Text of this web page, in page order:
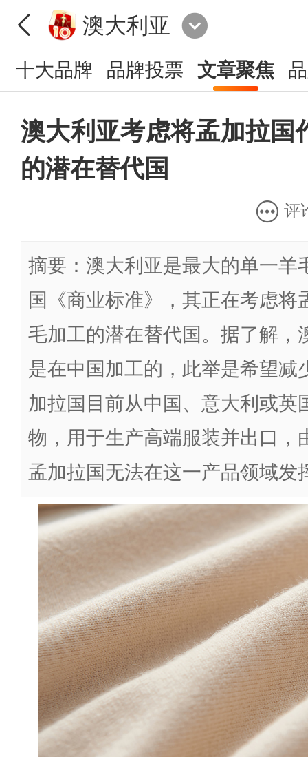
澳大利亚
十大品牌 品牌投票 文章聚焦
澳大利亚考虑将孟加拉国
的潜在替代国
评
摘要：澳大利亚是最大的单一羊
国《商业标准》，其正在考虑将
毛加工的潜在替代国。据了解，
是在中国加工的，此举是希望减
加拉国目前从中国、意大利或英
物，用于生产高端服装并出口，
孟加拉国无法在这一产品领域发